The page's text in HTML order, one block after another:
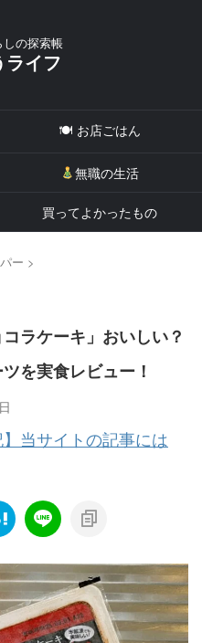
の探索帳
ライフ
🍽 お店ごはん
無職の生活
買ってよかったもの
ー >
ラケーキ」おいしい？
を実食レビュー！
当サイトの記事には